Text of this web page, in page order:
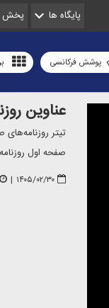
پایگاه ها پخش
پوشش فرکانسی
عناوین
تیتر روزنامه‌های
صفحه اول
۱۴۰۵/۰۲/۳۰ |